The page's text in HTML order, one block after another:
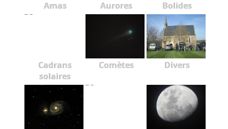
Amas Aurores Bolides
Cadrans
solaires
Comètes Divers